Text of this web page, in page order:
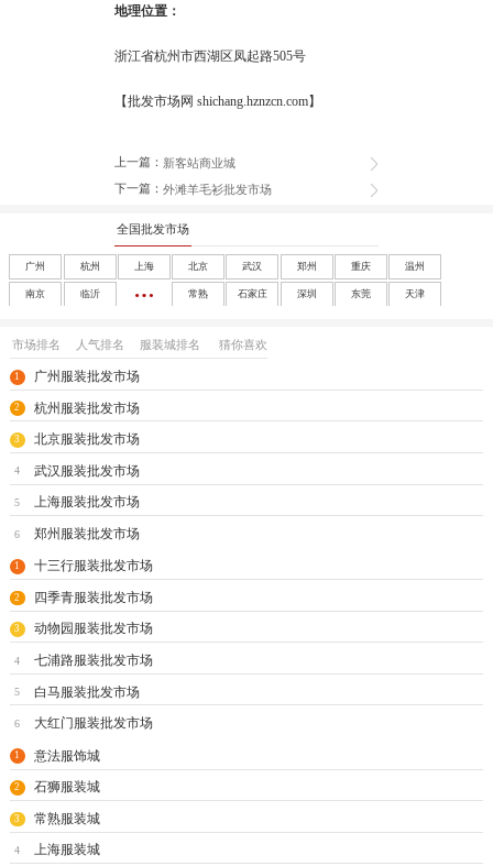
地理位置：
浙江省杭州市西湖区凤起路505号
【批发市场网 shichang.hznzcn.com】
上一篇： 新客站商业城
下一篇： 外滩羊毛衫批发市场
全国批发市场
广州 杭州 上海 北京 武汉 郑州 重庆 温州
南京 临沂 常熟 石家庄 深圳 东莞 天津
哈尔滨 合肥 福州 南昌 济南
海口 玩具 尾货
市场排名 人气排名 服装城排名 猜你喜欢
1 广州服装批发市场
2 杭州服装批发市场
3 北京服装批发市场
4 武汉服装批发市场
5 上海服装批发市场
6 郑州服装批发市场
1 十三行服装批发市场
2 四季青服装批发市场
3 动物园服装批发市场
4 七浦路服装批发市场
5 白马服装批发市场
6 大红门服装批发市场
1 意法服饰城
2 石狮服装城
3 常熟服装城
4 上海服装城